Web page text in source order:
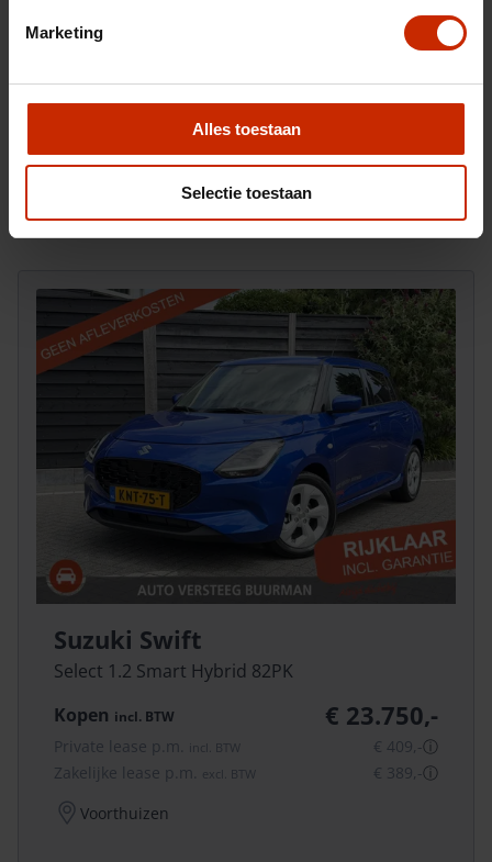
Marketing
Alles toestaan
Selectie toestaan
een e-mail waarop u kunt reageren om ons ook foto's
toe te sturen.
Suzuki Swift
Select 1.2 Smart Hybrid 82PK
Kopen incl. BTW € 23.750,-
Private lease p.m. incl. BTW € 409,-ⓘ
Zakelijke lease p.m.
excl. BTW € 389,-ⓘ
Voorthuizen